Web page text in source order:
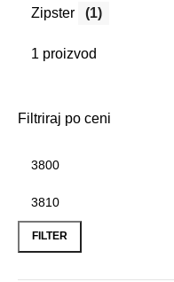
Zipster (1)
1 proizvod
Filtriraj po ceni
Minimalna
cena
Maksimalna
cena
FILTER